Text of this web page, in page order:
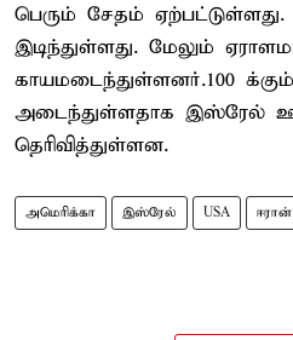
பெரும் சேதம்
இடிந்துள்ளது. மேலும்
காயமடைந்துள்ளனர்.100
அடைந்துள்ளதாக இஸ்ரேல்
தெரிவித்துள்ளன.
அமெரிக்கா இஸ்ரேல் USA ஈரான்